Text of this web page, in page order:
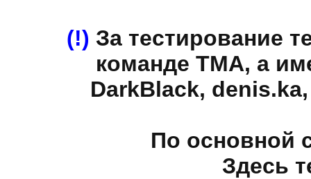
(!) За тестирование
команде TMA, а
DarkBlack,
По основной
Здесь